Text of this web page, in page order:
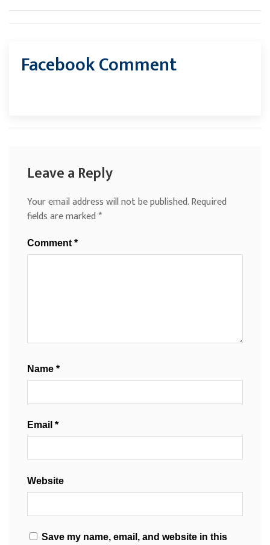
Facebook Comment
Leave a Reply
Your email address will not be published.Required
fields are marked*
Comment *
Name *
Email *
Website
Save my name, email, and website in this